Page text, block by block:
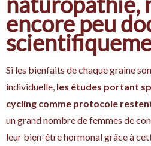
encore peu
Si les bienfaits de chaque graine
individuelle, les études portant
cycling comme protocole
un grand nombre de femmes de
leur bien-être hormonal grâce à